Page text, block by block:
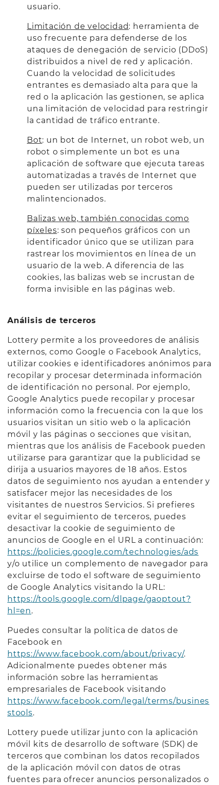
usuario.
Limitación de velocidad: herramienta de
uso frecuente para defenderse de los
ataques de denegación de servicio (DDoS)
distribuidos a nivel de red y aplicación.
Cuando la velocidad de solicitudes
entrantes es demasiado alta para que la
red o la aplicación las gestionen, se aplica
una limitación de velocidad para restringir
la cantidad de tráfico entrante.
Bot: un bot de Internet, un robot web, un
robot o simplemente un bot es una
aplicación de software que ejecuta tareas
automatizadas a través de Internet que
pueden ser utilizadas por terceros
malintencionados.
Balizas web, también conocidas como
píxeles: son pequeños gráficos con un
identificador único que se utilizan para
rastrear los movimientos en línea de un
usuario de la web. A diferencia de las
cookies, las balizas web se incrustan de
forma invisible en las páginas web.
Análisis de terceros
Lottery permite a los proveedores de análisis
externos, como Google o Facebook Analytics,
utilizar cookies e identificadores anónimos para
recopilar y procesar determinada información
de identificación no personal. Por ejemplo,
Google Analytics puede recopilar y procesar
información como la frecuencia con la que los
usuarios visitan un sitio web o la aplicación
móvil y las páginas o secciones que visitan,
mientras que los análisis de Facebook pueden
utilizarse para garantizar que la publicidad se
dirija a usuarios mayores de 18 años. Estos
datos de seguimiento nos ayudan a entender y
satisfacer mejor las necesidades de los
visitantes de nuestros Servicios. Si prefieres
evitar el seguimiento de terceros, puedes
desactivar la cookie de seguimiento de
anuncios de Google en el URL a continuación:
https://policies.google.com/technologies/ads
y/o utilice un complemento de navegador para
excluirse de todo el software de seguimiento
de Google Analytics visitando la URL:
https://tools.google.com/dlpage/gaoptout?
hl=en.
Puedes consultar la política de datos de
Facebook en
https://www.facebook.com/about/privacy/.
Adicionalmente puedes obtener más
información sobre las herramientas
empresariales de Facebook visitando
https://www.facebook.com/legal/terms/busines
stools.
Lottery puede utilizar junto con la aplicación
móvil kits de desarrollo de software (SDK) de
terceros que combinan los datos recopilados
de la aplicación móvil con datos de otras
fuentes para ofrecer anuncios personalizados o